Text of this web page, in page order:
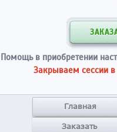
Помощь в приобретении
Закрываем сессии в
Главная
Заказать